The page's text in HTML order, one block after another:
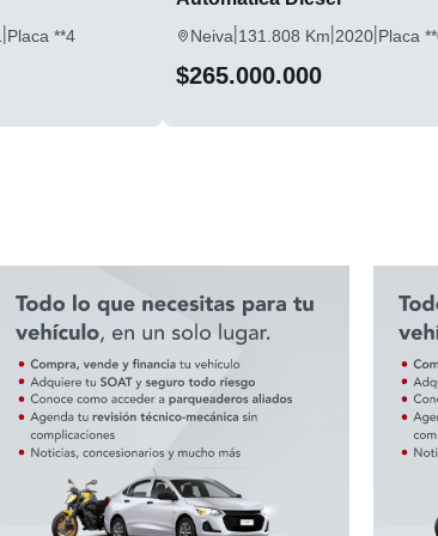
|Placa **4 Neiva|131.808 Km|2020|Placa
$265.000.000